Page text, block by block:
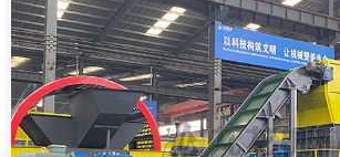
频
现
场
方
案
动